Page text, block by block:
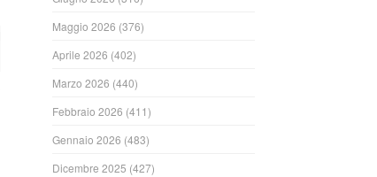
Maggio 2026 (376)
Aprile 2026 (402)
Marzo 2026 (440)
Febbraio 2026 (411)
Gennaio 2026 (483)
Dicembre 2025 (427)